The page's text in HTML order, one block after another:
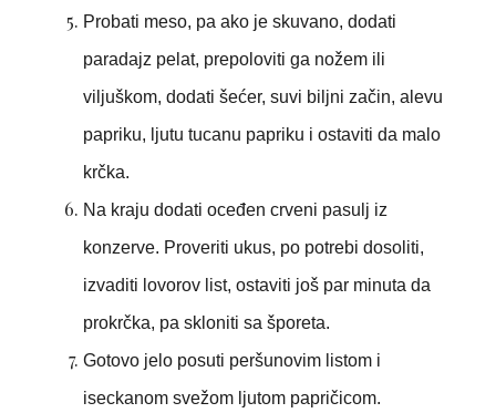
Probati meso, pa ako je skuvano, dodati
paradajz pelat, prepoloviti ga nožem ili
viljuškom, dodati šećer, suvi biljni začin, alevu
papriku, ljutu tucanu papriku i ostaviti da malo
krčka.
Na kraju dodati oceđen crveni pasulj iz
konzerve. Proveriti ukus, po potrebi dosoliti,
izvaditi lovorov list, ostaviti još par minuta da
prokrčka, pa skloniti sa šporeta.
Gotovo jelo posuti peršunovim listom i
iseckanom svežom ljutom papričicom.